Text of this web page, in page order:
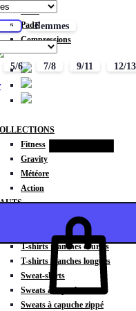
Basic
Padel
Compressions
Fitness
Gravity
Météore
Action
T-shirts manches courtes
T-shirts manches longues
Sweat-shirts
Sweats à capuche
Sweats à capuche zippé
Femmes
5/6 7/8 9/11 12/13